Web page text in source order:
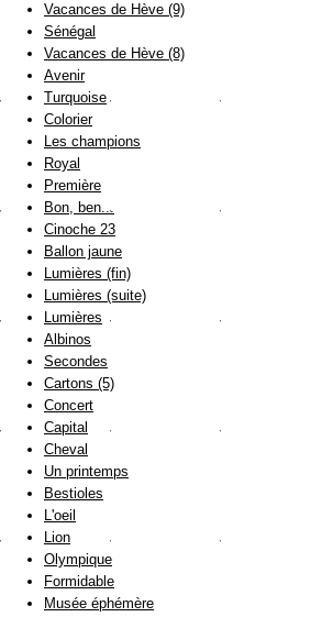
Vacances de Hève (9)
Sénégal
Vacances de Hève (8)
Avenir
Turquoise
Colorier
Les champions
Royal
Première
Bon, ben...
Cinoche 23
Ballon jaune
Lumières (fin)
Lumières (suite)
Lumières
Albinos
Secondes
Cartons (5)
Concert
Capital
Cheval
Un printemps
Bestioles
L'oeil
Lion
Olympique
Formidable
Musée éphémère